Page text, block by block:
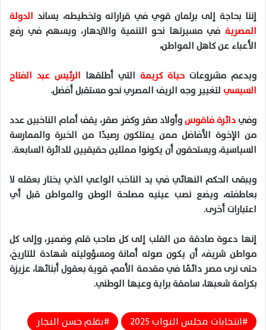
إننا بحاجة إلى برلمان قوي في قراراته وتخطيطه، يساند الدولة
المصرية في مسيرتها نحو التنمية والازدهار، ويسهم في رفع
الأعباء عن كاهل المواطن،
ويدعم مشروعات حياة كريمة التي أطلقها الرئيس عبد الفتاح
السيسي لتغيير وجه الريف المصري نحو مستقبل أفضل.
وفيدائرة فاقوسوأولاد صقر وكفر صقر، يقف أمام الناخبين عدد
من الإخوة الأفاضل ممن يمتلكون رصيدًا من الخبرة والممارسة
السياسية، ويستحقون أن يكونوا ممثلين حقيقيين للدائرة السابعة.
ويبقى الحكم النهائي في يد الناخب الواعي الذي يختار بعقله لا
بعاطفته، ويضع نصب عينيه مصلحة الوطن والمواطن قبل أي
اعتبارات أخرى.
إنها دعوة صادقة من القلب إلى كل صاحب قلم وضمير، وإلى كل
مواطن شريف، أن يكون صوته أمانة ومسؤوليته شهادة للتاريخ،
حتى نرى مصر دائمًا في مقدمة الأمم، قوية بعقول أبنائها، عزيزة
بكرامة شعبها، سامقة براية وعيها الوطني.
انتخابات مجلس النواب 2025
بقلم حسن النجار